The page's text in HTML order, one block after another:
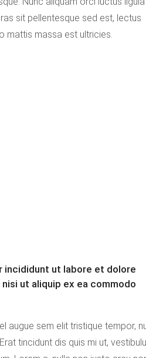
mattis massa est ultricies.
incididunt ut labore et dolore
ut aliquip ex ea commodo
augue sem elit tristique tempor,
tincidunt dis quis mi ut,